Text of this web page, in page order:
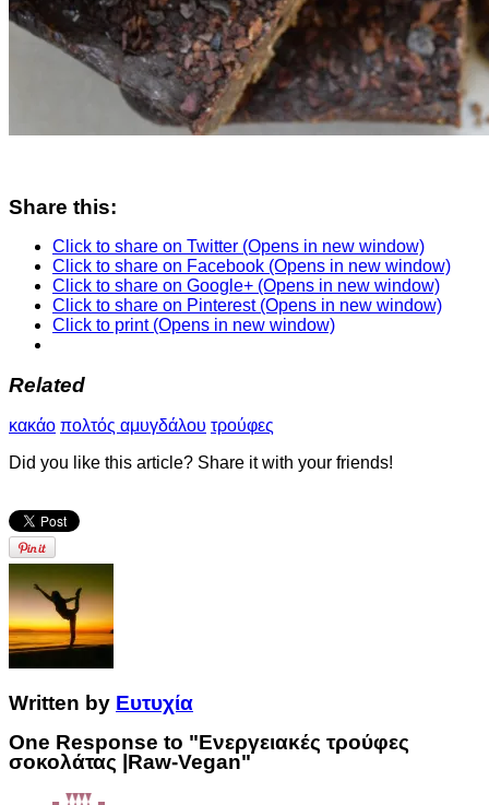
Share this:
Click to share on Twitter (Opens in new window)
Click to share on Facebook (Opens in new window)
Click to share on Google+ (Opens in new window)
Click to share on Pinterest (Opens in new window)
Click to print (Opens in new window)
Related
κακάο πολτός αμυγδάλου τρούφες
Did you like this article? Share it with your friends!
Written by Ευτυχία
One Response to "Ενεργειακές τρούφες
σοκολάτας |Raw-Vegan"